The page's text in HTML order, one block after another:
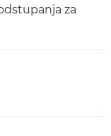
za